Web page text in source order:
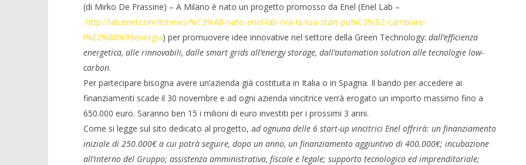
interessanti
15/10/2012
Crolla il monopolio Siae con
alleanza Soundreef - LEA
15/10/2012
15/10/2012
(di Mirko De Frassine) – A Milano è nato un progetto promosso da Enel (Enel Lab –
http://lab.enel.com/it/news/%C3%A8-nato-enel-lab-ora-la-tua-start-pu%C3%B2-cambiare-
l%E2%80%99energia) per promuovere idee innovative nel settore della Green Technology: dall’efficienza
energetica, alle rinnovabili, dalle smart grids all’energy storage, dall’automation solution alle tecnologie low-
carbon.
Per partecipare bisogna avere un’azienda già costituita in Italia o in Spagna. Il bando per accedere ai
finanziamenti scade il 30 novembre e ad ogni azienda vincitrice verrà erogato un importo massimo fino a
650.000 euro. Saranno ben 15 i milioni di euro investiti per i prossimi 3 anni.
Come si legge sul sito dedicato al progetto, ad ognuna delle 6 start-up vincitrici Enel offrirà: un finanziamento
iniziale di 250.000€ a cui potrà seguire, dopo un anno, un finanziamento aggiuntivo di 400.000€; incubazione
all’interno del Gruppo; assistenza amministrativa, fiscale e legale; supporto tecnologico ed imprenditoriale;